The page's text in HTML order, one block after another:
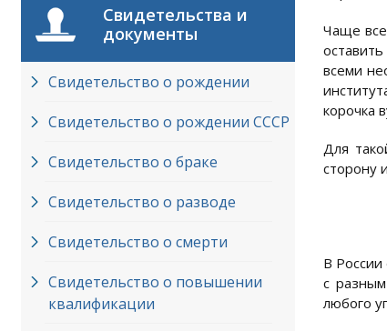
Свидетельства и
документы
Свидетельство о рождении
Свидетельство о рождении СССР
Свидетельство о браке
Свидетельство о разводе
Свидетельство о смерти
Свидетельство о повышении
квалификации
Чаще
всеми
корочка
Для
сторону
В
с
любого